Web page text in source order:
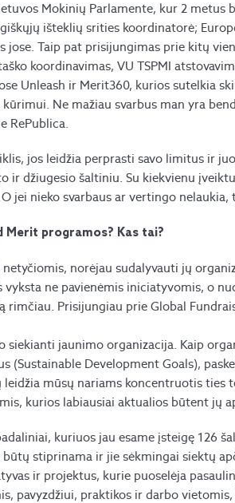
Mokinių Parlamente, kur 2 metus
išteklių srities koordinatorė;
jose. Taip pat prisijungimas prie kitų
koordinavimas, VU TSPMI
Unleash ir Merit360, kurios sutelkia
Ne mažiau svarbus man yra
RePublica.
jos leidžia perprasti savo limitus ir
ir džiugesio šaltiniu. Su kiekvienu
jei nieko svarbaus ar vertingo
Merit programos? Kas tai?
norėjau sudalyvauti jų
ne pavienėmis iniciatyvomis, o
Prisijungiau prie Global
jaunimo organizacija. Kaip
(Sustainable Development Goals),
mūsų nariams koncentruotis ties
kurios labiausiai aktualios būtent jų
kuriuos jau esame įsteigę 126
stiprinama ir jie sėkmingai siektų
ir projektus, kurie puoselėja
pavyzdžiui, praktikos ir darbo